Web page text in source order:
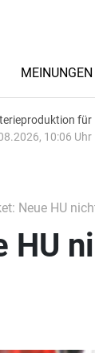
MEINUNGEN
für
10:06 Uhr
Neue HU
HU